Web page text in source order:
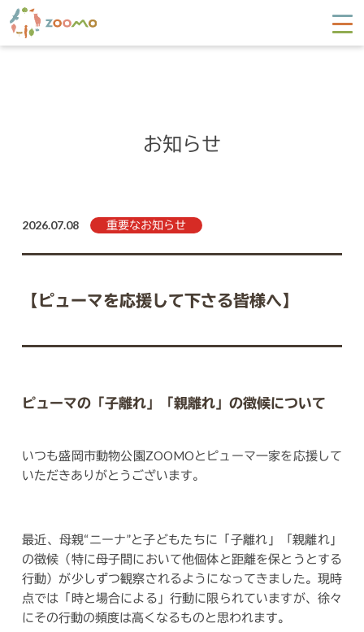
お知らせ
2026.07.08 重要なお知らせ
【ピューマを応援して下さる皆様へ】
ピューマの「子離れ」「親離れ」の徴候について
いつも盛岡市動物公園ZOOMOとピューマ一家を応援して
いただきありがとうございます。
最近、母親“ニーナ”と子どもたちに「子離れ」「親離れ」
の徴候（特に母子間において他個体と距離を保とうとする
行動）が少しずつ観察されるようになってきました。現時
点では「時と場合による」行動に限られていますが、徐々
にその行動の頻度は高くなるものと思われます。